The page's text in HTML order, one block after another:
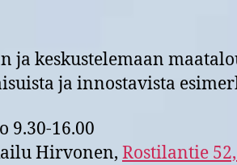
ja keskustelemaan
ja innostavista
9.30-16.00
Hirvonen, Rostilantie